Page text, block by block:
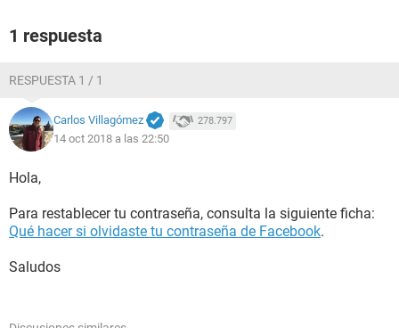
1 respuesta
RESPUESTA 1 / 1
Carlos Villagómez 278.797
14 oct 2018 a las 22:50
Hola,
Para restablecer tu contraseña, consulta la siguiente ficha:
Qué hacer si olvidaste tu contraseña de Facebook.
Saludos